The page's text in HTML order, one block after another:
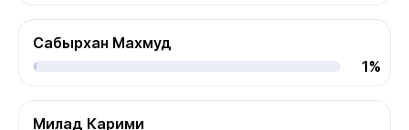
Сабырхан Махмуд
1%
Милад Карими